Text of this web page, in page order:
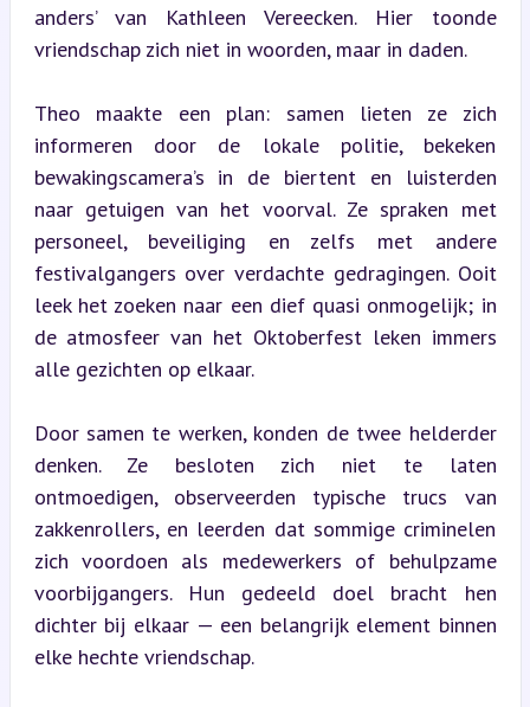
anders’ van Kathleen Vereecken. Hier toonde
vriendschap zich niet in woorden, maar in daden.
Theo maakte een plan: samen lieten ze zich
informeren door de lokale politie, bekeken
bewakingscamera’s in de biertent en luisterden
naar getuigen van het voorval. Ze spraken met
personeel, beveiliging en zelfs met andere
festivalgangers over verdachte gedragingen. Ooit
leek het zoeken naar een dief quasi onmogelijk; in
de atmosfeer van het Oktoberfest leken immers
alle gezichten op elkaar.
Door samen te werken, konden de twee helderder
denken. Ze besloten zich niet te laten
ontmoedigen, observeerden typische trucs van
zakkenrollers, en leerden dat sommige criminelen
zich voordoen als medewerkers of behulpzame
voorbijgangers. Hun gedeeld doel bracht hen
dichter bij elkaar — een belangrijk element binnen
elke hechte vriendschap.